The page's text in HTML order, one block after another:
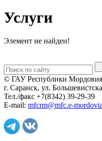
Услуги
Элемент не найден!
© ГАУ Республики
г. Саранск, ул.
Тел./факс +7(8342) 39-29-39
E-mail: mfcrm@mfc.e-